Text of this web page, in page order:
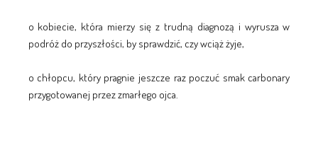
o kobiecie, która mierzy się z trudną diagnozą i wyrusza w
podróż do przyszłości, by sprawdzić, czy wciąż żyje,
o chłopcu, który pragnie jeszcze raz poczuć smak carbonary
przygotowanej przez zmarłego ojca.